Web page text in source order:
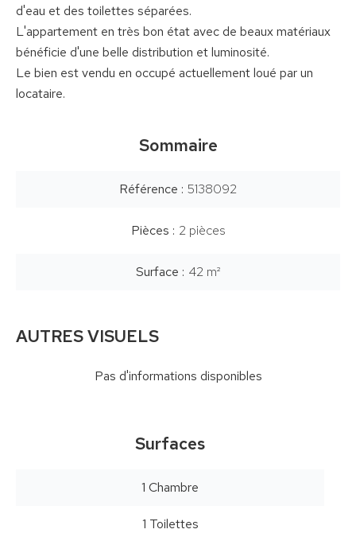
d'eau et des toilettes séparées.
L'appartement en très bon état avec de beaux matériaux
bénéficie d'une belle distribution et luminosité.
Le bien est vendu en occupé actuellement loué par un
locataire.
Sommaire
Référence 5138092
Pièces 2 pièces
Surface 42 m²
AUTRES VISUELS
Pas d'informations disponibles
Surfaces
1 Chambre
1 Toilettes